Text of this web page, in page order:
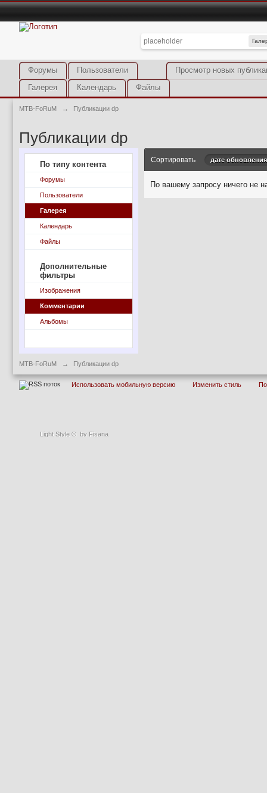
Light Style © by Fisana
Просмотр новых
Форумы
Пользователи
Галерея
Календарь Файлы
MTB-FoRuM → Публикации dp
Публикации dp
По типу контента
Форумы
Пользователи
Галерея
Календарь
Файлы
Дополнительные
фильтры
Изображения
Комментарии
Альбомы
Сортировать дате обновления
По вашему запросу ничего не
MTB-FoRuM → Публикации dp
Использовать мобильную версию Изменить стиль